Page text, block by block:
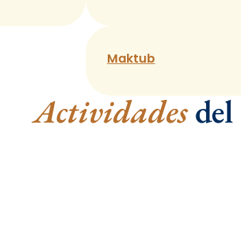
Maktub
Actividadesdel